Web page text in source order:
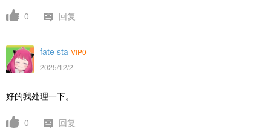
0 回复
fate sta VIP0
2025/12/2
好的我处理一下。
0 回复